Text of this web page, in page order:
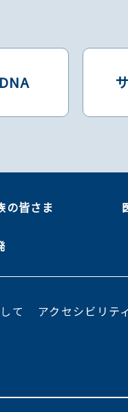
の皆さま
て アクセシビリティ